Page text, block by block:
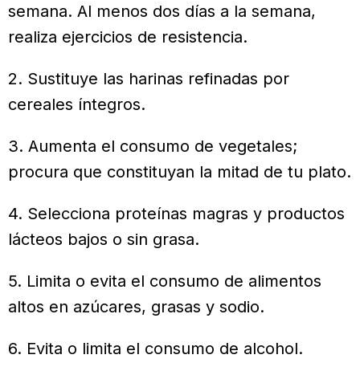
semana. Al menos dos días a la semana,
realiza ejercicios de resistencia.
2. Sustituye las harinas refinadas por
cereales íntegros.
3. Aumenta el consumo de vegetales;
procura que constituyan la mitad de tu plato.
4. Selecciona proteínas magras y productos
lácteos bajos o sin grasa.
5. Limita o evita el consumo de alimentos
altos en azúcares, grasas y sodio.
6. Evita o limita el consumo de alcohol.